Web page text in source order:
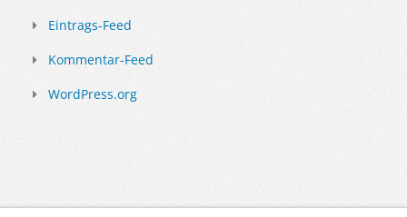
Eintrags-Feed
Kommentar-Feed
WordPress.org